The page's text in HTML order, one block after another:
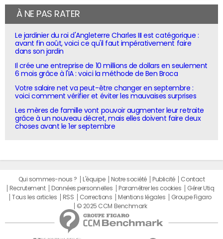
À NE PAS RATER
Le jardinier du roi d'Angleterre Charles III est catégorique :
avant fin août, voici ce qu'il faut impérativement faire
dans son jardin
Il crée une entreprise de 10 millions de dollars en seulement
6 mois grâce à l'IA : voici la méthode de Ben Broca
Votre salaire net va peut-être changer en septembre :
voici comment vérifier et éviter les mauvaises surprises
Les mères de famille vont pouvoir augmenter leur retraite
grâce à un nouveau décret, mais elles doivent faire deux
choses avant le 1er septembre
Qui sommes-nous ? L'équipe Notre société Publicité
Contact
Recrutement
Données personnelles Paramétrer les cookies
Gérer Utiq
Tous les articles
RSS Corrections Mentions légales
Groupe Figaro
© 2025 CCM Benchmark